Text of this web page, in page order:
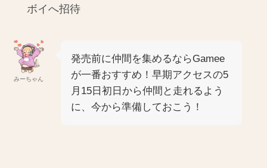
ボイへ招待
みーちゃん
発売前に仲間を集めるならGamee
が一番おすすめ！早期アクセスの5
月15日初日から仲間と走れるよう
に、今から準備しておこう！